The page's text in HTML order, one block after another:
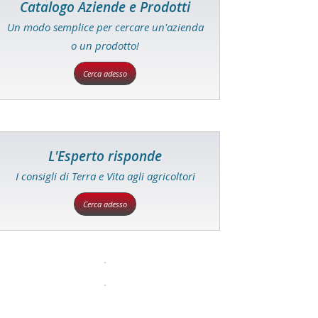
Catalogo Aziende e Prodotti
Un modo semplice per cercare un'azienda
o un prodotto!
Cerca adesso
L'Esperto risponde
I consigli di Terra e Vita agli agricoltori
Cerca adesso